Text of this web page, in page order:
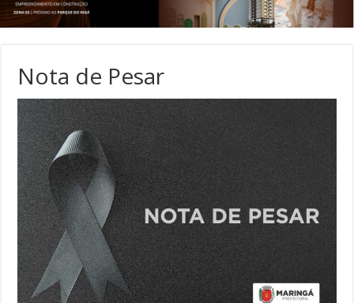
Nota de Pesar